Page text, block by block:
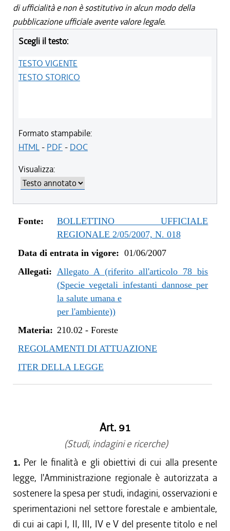
di ufficialità e non è sostitutivo in alcun modo della
pubblicazione ufficiale avente valore legale.
Scegli il testo:
TESTO VIGENTE
TESTO STORICO
Formato stampabile:
HTML- PDF - DOC
Visualizza:
Fonte:
BOLLETTINO UFFICIALE
REGIONALE 2/05/2007, N. 018
Data di entrata in vigore: 01/06/2007
Allegati: Allegato A (riferito all'articolo 78 bis
(Specie vegetali infestanti dannose per
la salute umana e
per l'ambiente))
Materia: 210.02 - Foreste
REGOLAMENTI DI ATTUAZIONE
ITER DELLA LEGGE
Art. 91
(Studi, indagini e ricerche)
1. Per le finalità e gli obiettivi di cui alla presente
legge, l'Amministrazione regionale è autorizzata a
sostenere la spesa per studi, indagini, osservazioni e
sperimentazioni nel settore forestale e ambientale,
di cui ai capi I, II, III, IV e V del presente titolo e nel